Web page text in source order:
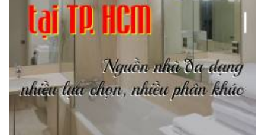
LỘC ĐỈNH KÝ
Nước ngoài
Phi Hồ ngoại truyện (21)
Phong thần diễn nghĩa (100)
Sống khỏe